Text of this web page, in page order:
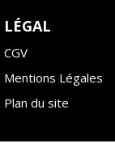
LÉGAL
CGV
Mentions Légales
Plan du site